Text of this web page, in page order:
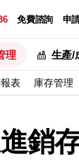
免費諮詢 申
理 生產/
表 庫存管理
銷